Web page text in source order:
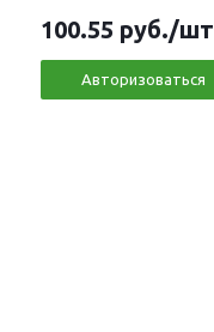
100.55 руб./шт
Авторизоваться